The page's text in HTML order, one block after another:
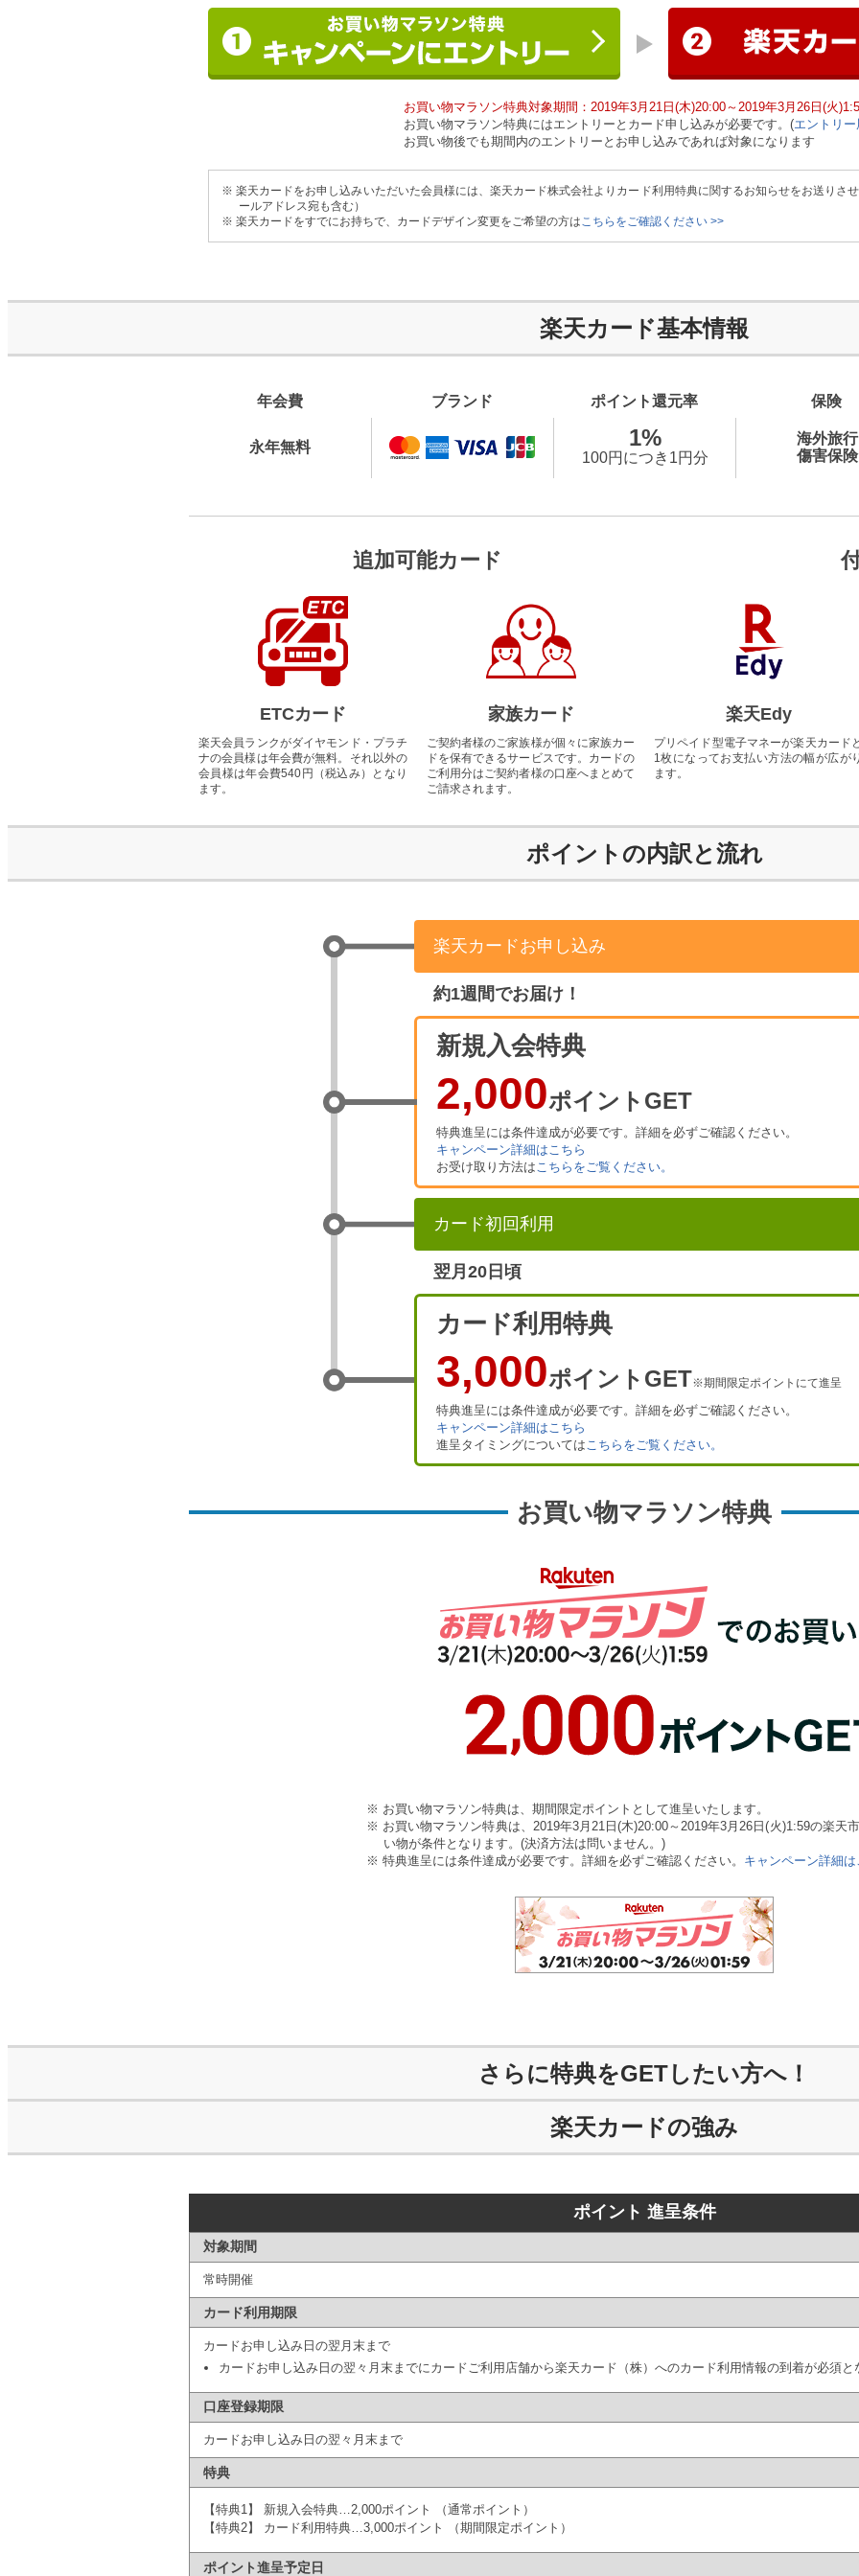
お買い物マラソン特典対象期間：2019年3月21日(木)20:00～2019年3月26日(火
お買い物マラソン特典にはエントリーとカード申し込みが必要です。(エントリー
お買い物後でも期間内のエントリーとお申し込みであれば対象になります
※ 楽天カードをお申し込みいただいた会員様には、楽天カード株式会社よりカード利用特典に関するお知らせをお送りさ
ールアドレス宛も含む）
※ 楽天カードをすでにお持ちで、カードデザイン変更をご希望の方はこちらをご確認ください >>
楽天カード基本情報
年会費 ブランド ポイント還元率 保険
永年無料 1%
100円につき1円分
海外旅行
傷害保険
追加可能カード
ETCカード
楽天会員ランクがダイヤモンド・プラチ
ナの会員様は年会費が無料。それ以外の
会員様は年会費540円（税込み）となり
ます。
家族カード
ご契約者様のご家族様が個々に家族カー
ドを保有できるサービスです。カードの
ご利用分はご契約者様の口座へまとめて
ご請求されます。
楽天Edy
プリペイド型電子マネーが楽天カード
1枚になってお支払い方法の幅が広が
ます。
ポイントの内訳と流れ
楽天カードお申し込み
約1週間でお届け！
新規入会特典
2,000ポイントGET
特典進呈には条件達成が必要です。詳細を必ずご確認ください。
キャンペーン詳細はこちら
お受け取り方法はこちらをご覧ください。
カード初回利用
翌月20日頃
カード利用特典
3,000ポイントGET※期間限定ポイントにて進呈
特典進呈には条件達成が必要です。詳細を必ずご確認ください。
キャンペーン詳細はこちら
進呈タイミングについてはこちらをご覧ください。
お買い物マラソン特典
※ お買い物マラソン特典は、期間限定ポイントとして進呈いたします。
※ お買い物マラソン特典は、2019年3月21日(木)20:00～2019年3月26日(火)1:59の楽天
い物が条件となります。(決済方法は問いません。)
※ 特典進呈には条件達成が必要です。詳細を必ずご確認ください。 キャンペーン詳細
さらに特典をGETしたい方へ！
楽天カードの強み
ポイント 進呈条件
対象期間
常時開催
カード利用期限
カードお申し込み日の翌月末まで
カードお申し込み日の翌々月末までにカードご利用店舗から楽天カード（株）へのカード利用情報の到着が必須と
口座登録期限
カードお申し込み日の翌々月末まで
特典
【特典1】 新規入会特典…2,000ポイント （通常ポイント）
【特典2】 カード利用特典…3,000ポイント （期間限定ポイント）
ポイント進呈予定日